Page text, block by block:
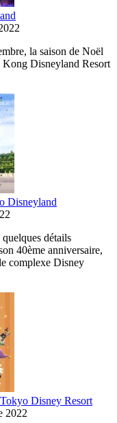
la saison de Noël
Disneyland Resort
Disneyland
détails
40ème anniversaire,
complexe Disney
Disney Resort
2022